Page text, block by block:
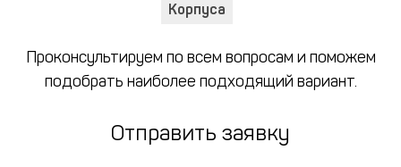
Корпуса
Проконсультируем по всем вопросам и поможем
подобрать наиболее подходящий вариант.
Отправить заявку